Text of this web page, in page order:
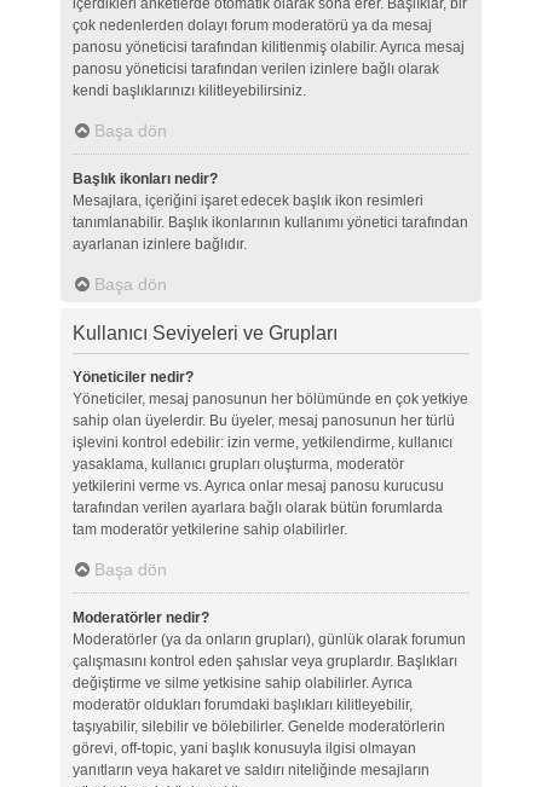
içerdikleri anketlerde otomatik olarak sona erer. Başlıklar, bir
çok nedenlerden dolayı forum moderatörü ya da mesaj
panosu yöneticisi tarafından kilitlenmiş olabilir. Ayrıca mesaj
panosu yöneticisi tarafından verilen izinlere bağlı olarak
kendi başlıklarınızı kilitleyebilirsiniz.
Başa dön
Başlık ikonları nedir?
Mesajlara, içeriğini işaret edecek başlık ikon resimleri
tanımlanabilir. Başlık ikonlarının kullanımı yönetici tarafından
ayarlanan izinlere bağlıdır.
Başa dön
Kullanıcı Seviyeleri ve Grupları
Yöneticiler nedir?
Yöneticiler, mesaj panosunun her bölümünde en çok yetkiye
sahip olan üyelerdir. Bu üyeler, mesaj panosunun her türlü
işlevini kontrol edebilir: izin verme, yetkilendirme, kullanıcı
yasaklama, kullanıcı grupları oluşturma, moderatör
yetkilerini verme vs. Ayrıca onlar mesaj panosu kurucusu
tarafından verilen ayarlara bağlı olarak bütün forumlarda
tam moderatör yetkilerine sahip olabilirler.
Başa dön
Moderatörler nedir?
Moderatörler (ya da onların grupları), günlük olarak forumun
çalışmasını kontrol eden şahıslar veya gruplardır. Başlıkları
değiştirme ve silme yetkisine sahip olabilirler. Ayrıca
moderatör oldukları forumdaki başlıkları kilitleyebilir,
taşıyabilir, silebilir ve bölebilirler. Genelde moderatörlerin
görevi, off-topic, yani başlık konusuyla ilgisi olmayan
yanıtların veya hakaret ve saldırı niteliğinde mesajların